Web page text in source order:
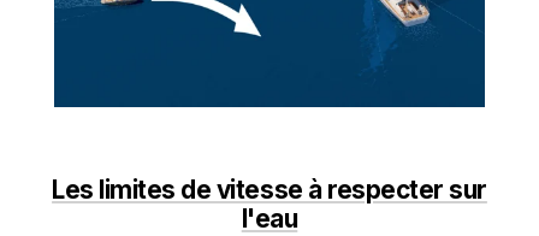
Les limites de vitesse à respecter sur
l'eau